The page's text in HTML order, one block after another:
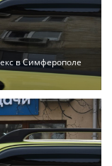
в Симферополе